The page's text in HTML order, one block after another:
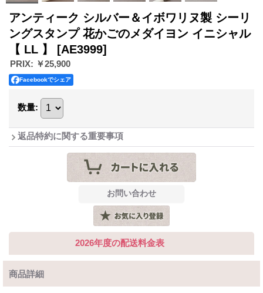
アンティーク シルバー＆イボワリヌ製 シーリ
ングスタンプ 花かごのメダイヨン イニシャル
【 LL 】 [AE3999]
PRIX: ￥25,900
Facebookでシェア
数量:
返品特約に関する重要事項
2026年度の配送料金表
商品詳細